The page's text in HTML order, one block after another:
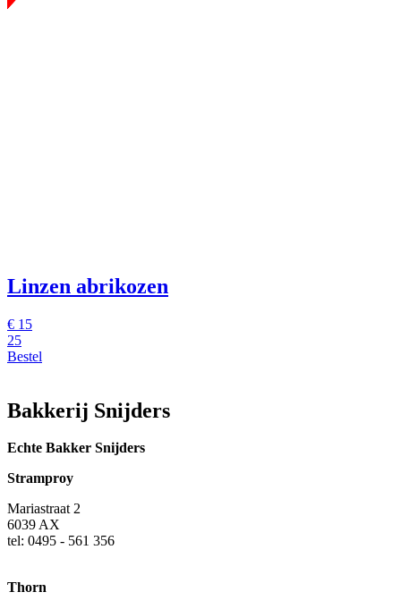
Linzen abrikozen
€ 15
25
Bestel
Bakkerij Snijders
Echte Bakker Snijders
Stramproy
Mariastraat 2
6039 AX
tel: 0495 - 561 356
Thorn